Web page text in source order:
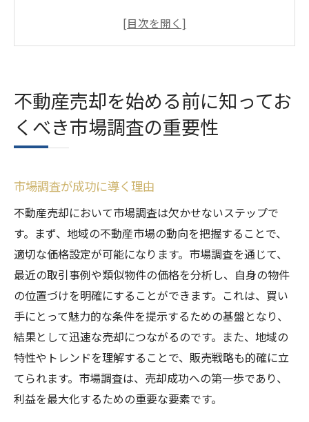
地域の不動産価格を把握する方法
市場調査で得た情報の活用法
物件の魅力を引き出す方法と不動産売却サイト
の活用法
不動産売却サイトでの効果的な情報提供
バーチャルツアーの導入で差をつける
プロの意見を取り入れた物件紹介
魅力的な物件説明文の書き方
適切な価格設定が不動産売却の成功を左右する
理由
相場価格の調査と分析
価格設定の基本原則
競争力のある価格を決める方法
不動産売却を始める前に知ってお
くべき市場調査の重要性
市場調査が成功に導く理由
不動産売却において市場調査は欠かせないステップで
す。まず、地域の不動産市場の動向を把握することで、
適切な価格設定が可能になります。市場調査を通じて、
最近の取引事例や類似物件の価格を分析し、自身の物件
の位置づけを明確にすることができます。これは、買い
手にとって魅力的な条件を提示するための基盤となり、
結果として迅速な売却につながるのです。また、地域の
特性やトレンドを理解することで、販売戦略も的確に立
てられます。市場調査は、売却成功への第一歩であり、
利益を最大化するための重要な要素です。